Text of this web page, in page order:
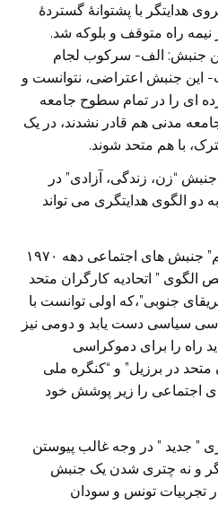
هدایتگر با پشتوانۀ گستردۀ
راه متوقف و بلوکه شد.
جنبش: الف- سرکوب لجام
جنبش اعتراضی، نتوانست و
ای را در تمام سطوح جامعه
مدنی هم قادر نشدند، در یک
با هم متحد شوند.
جنبش “زن، زندگی، آزادی” در
دو الگوی هدایتگری می تواند
الف- الگوی هدایتگری ” قدیم” جنبش های اجتماعی دهه ۱۹۷۰
الگوی ” اتحادیه کارگران متحد
جنوبی”،که اولی توانست با
سیاسی دست یابد و دومی نیز
راه را برای دموکراسی
متحد در برزیل” و “کنگره ملی
اجتماعی را زیر پوشش خود
جدید ” در وجه غالب پیوستن
و نه چتری شدن یک جنبش
تجربیات تونس و سودان